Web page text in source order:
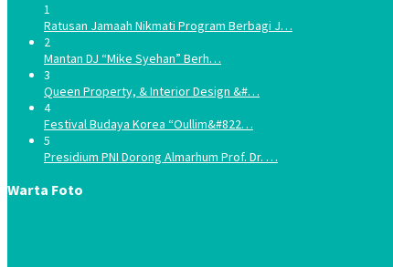
1
Ratusan Jamaah Nikmati Program Berbagi J…
2
Mantan DJ “Mike Syehan” Berh…
3
Queen Property, & Interior Design &#…
4
Festival Budaya Korea “Oullim&#822…
5
Presidium PNI Dorong Almarhum Prof. Dr. …
Warta Foto